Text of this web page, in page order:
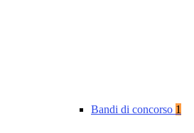
Bandi di concorso 1